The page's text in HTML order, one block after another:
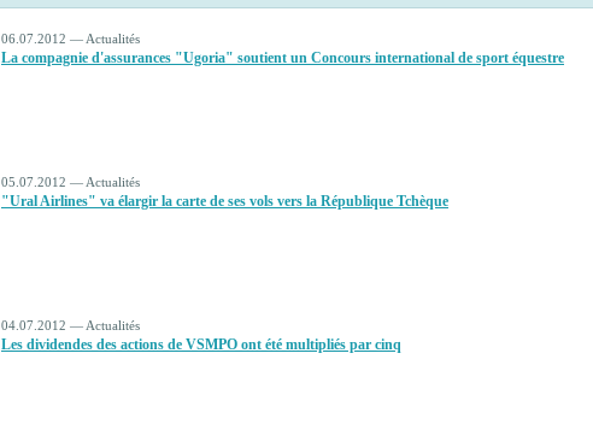
06.07.2012 — Actualités
La compagnie d'assurances "Ugoria" soutient un Concours international de sport équestre
05.07.2012 — Actualités
"Ural Airlines" va élargir la carte de ses vols vers la République Tchèque
04.07.2012 — Actualités
Les dividendes des actions de VSMPO ont été multipliés par cinq